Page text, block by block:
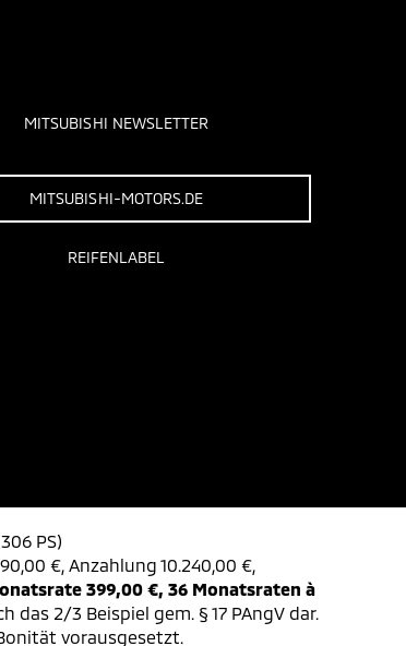
MITSUBISHI NEWSLETTER
MITSUBISHI-MOTORS.DE
REIFENLABEL
PS)
€, Anzahlung 10.240,00 €,
399,00 €, 36 Monatsraten à
2/3 Beispiel gem. § 17 PAngV dar.
vorausgesetzt.